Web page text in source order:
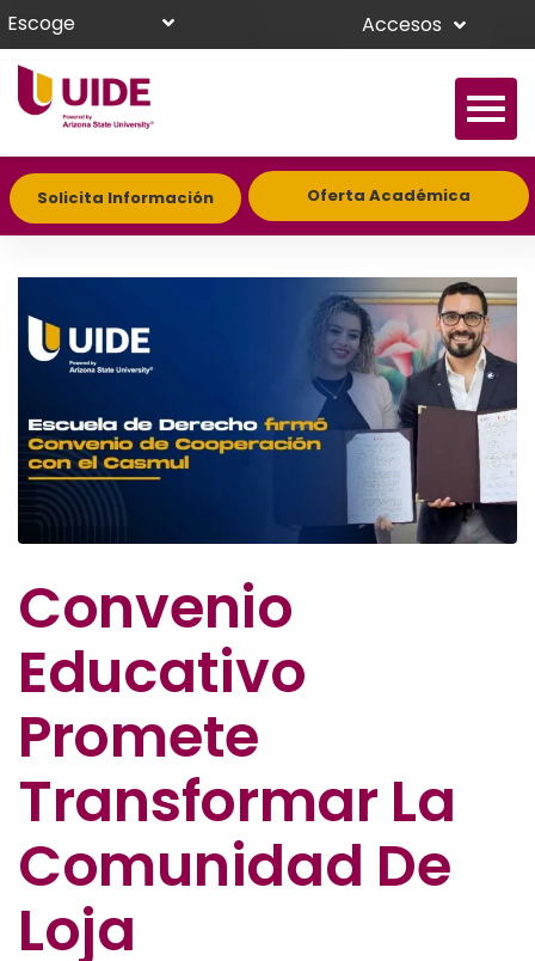
Escoge Accesos
Solicita Información Oferta Académica
Convenio
Educativo
Promete
Transformar La
Comunidad De
Loja